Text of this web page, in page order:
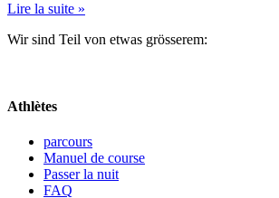
Lire la suite »
Wir sind Teil von etwas grösserem:
Athlètes
parcours
Manuel de course
Passer la nuit
FAQ